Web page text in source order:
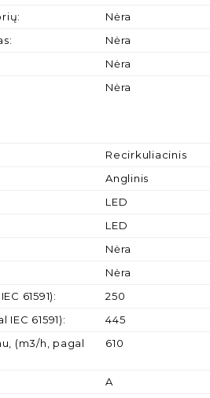
:
Nėra
:
Nėra
Nėra
Nėra
Recirkuliacinis
Anglinis
LED
LED
Nėra
Nėra
61591):
250
61591):
445
(m3/h, pagal
610
A